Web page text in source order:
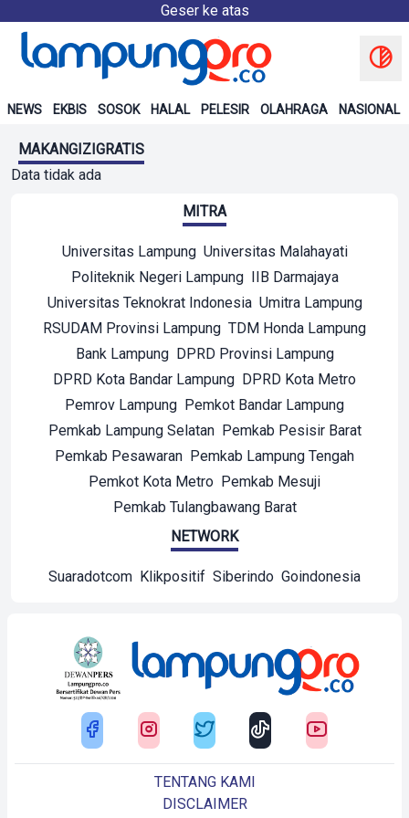
Geser ke atas
NEWS EKBIS SOSOK HALAL PELESIR OLAHRAGA NASIONAL
MAKANGIZIGRATIS
Data tidak ada
MITRA
Universitas Lampung Universitas Malahayati
Politeknik Negeri Lampung IIB Darmajaya
Universitas Teknokrat Indonesia Umitra Lampung
RSUDAM Provinsi Lampung TDM Honda Lampung
Bank Lampung DPRD Provinsi Lampung
DPRD Kota Bandar Lampung DPRD Kota Metro
Pemrov Lampung Pemkot Bandar Lampung
Pemkab Lampung Selatan Pemkab Pesisir Barat
Pemkab Pesawaran Pemkab Lampung Tengah
Pemkot Kota Metro Pemkab Mesuji
Pemkab Tulangbawang Barat
NETWORK
Suaradotcom Klikpositif Siberindo Goindonesia
TENTANG KAMI
DISCLAIMER